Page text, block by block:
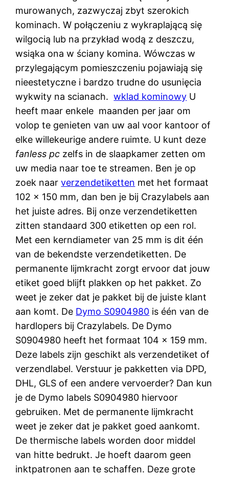
murowanych, zazwyczaj zbyt szerokich
kominach. W połączeniu z wykraplającą się
wilgocią lub na przykład wodą z deszczu,
wsiąka ona w ściany komina. Wówczas w
przylegającym pomieszczeniu pojawiają się
nieestetyczne i bardzo trudne do usunięcia
wykwity na scianach.wklad kominowy U
heeft maar enkele maanden per jaar om
volop te genieten van uw aal voor kantoor of
elke willekeurige andere ruimte. U kunt deze
fanless pc zelfs in de slaapkamer zetten om
uw media naar toe te streamen. Ben je op
zoek naarverzendetiketten met het formaat
102 x 150 mm, dan ben je bij Crazylabels aan
het juiste adres. Bij onze verzendetiketten
zitten standaard 300 etiketten op een rol.
Met een kerndiameter van 25 mm is dit één
van de bekendste verzendetiketten. De
permanente lijmkracht zorgt ervoor dat jouw
etiket goed blijft plakken op het pakket. Zo
weet je zeker dat je pakket bij de juiste klant
aan komt. De Dymo S0904980 is één van de
hardlopers bij Crazylabels. De Dymo
S0904980 heeft het formaat 104 x 159 mm.
Deze labels zijn geschikt als verzendetiket of
verzendlabel. Verstuur je pakketten via DPD,
DHL, GLS of een andere vervoerder? Dan kun
je de Dymo labels S0904980 hiervoor
gebruiken. Met de permanente lijmkracht
weet je zeker dat je pakket goed aankomt.
De thermische labels worden door middel
van hitte bedrukt. Je hoeft daarom geen
inktpatronen aan te schaffen. Deze grote